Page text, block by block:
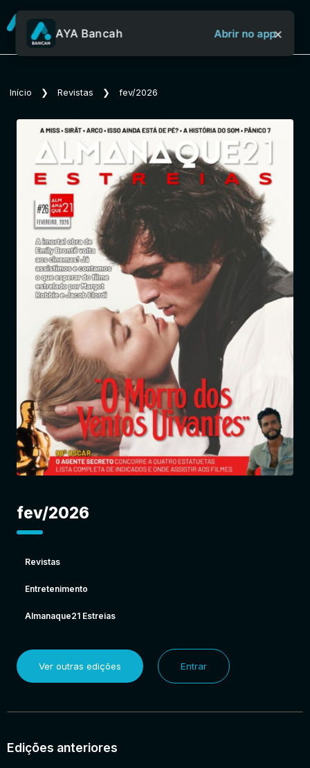
Sobre o Aya Bancah
Início
Revistas
Jornais
Notícias
AYA Bancah Abrir no app×
Início ❯ Revistas ❯ fev/2026
fev/2026
Revistas
Entretenimento
Almanaque21 Estreias
Ver outras edições Entrar
Edições anteriores